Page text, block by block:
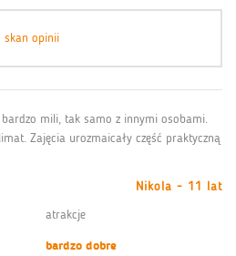
skan opinii
mili, tak samo z innymi osobami.
Zajęcia urozmaicały część praktyczną
Nikola - 11 lat
atrakcje
bardzo dobre